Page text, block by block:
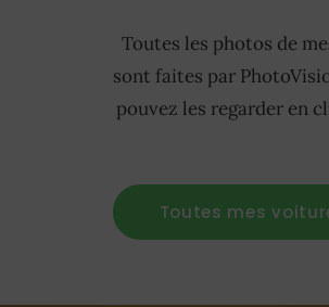
Toutes les photos de
sont faites par
pouvez les regarder en
Toutes mes